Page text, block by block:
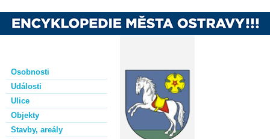
Osobnosti
Události
Ulice
Objekty
Stavby, areály